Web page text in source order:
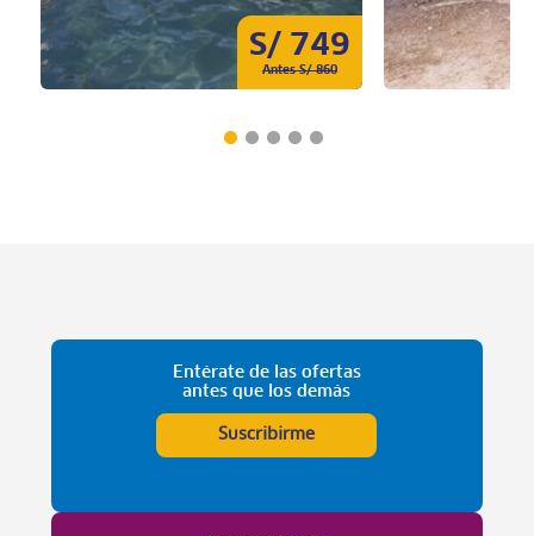
S/ 749
Antes S/ 860
Entérate de las ofertas
antes que los demás
Suscribirme